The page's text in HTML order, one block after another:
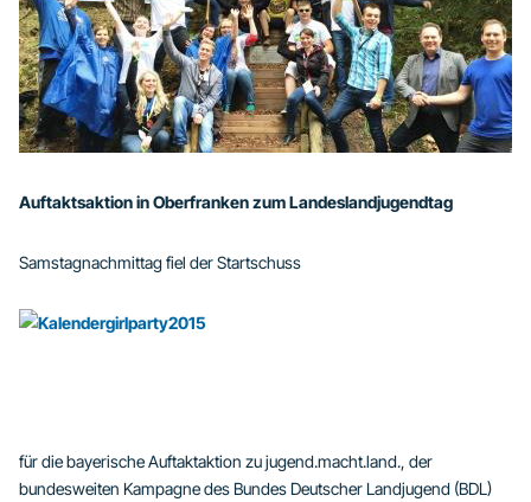
Auftaktsaktion in Oberfranken zum Landeslandjugendtag
Samstagnachmittag fiel der Startschuss
für die bayerische Auftaktaktion zu jugend.macht.land., der
bundesweiten Kampagne des Bundes Deutscher Landjugend (BDL)